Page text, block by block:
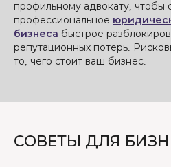
профильному адвокату, чтобы
профессиональное
бизнеса быстрое
репутационных потерь.
то, чего стоит ваш бизнес.
СОВЕТЫ ДЛЯ